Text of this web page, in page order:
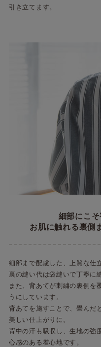
引き立てます。
細部にこそ
お肌に触れる裏側
細部まで配慮した、上質な仕
裏の縫い代は袋縫いで丁寧に
また、背あてが刺繍の裏側を
うにしています。
背あてを施すことで、畳んだ
美しい仕上がりに。
背中の汗も吸収し、生地の強
心感のある着心地です。